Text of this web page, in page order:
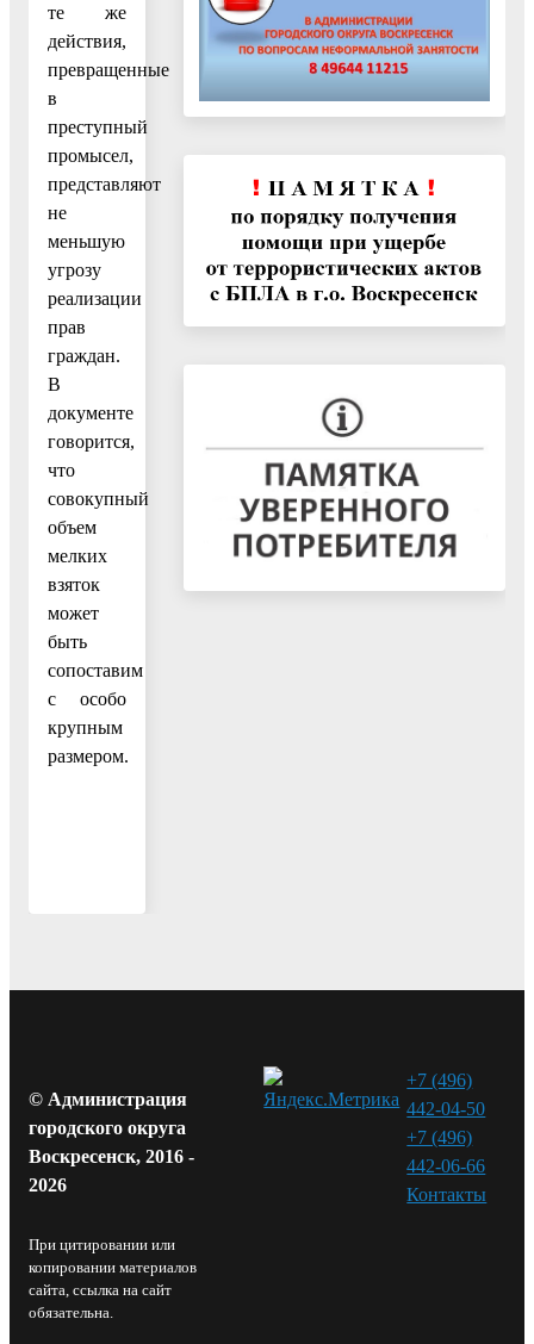
те же
действия,
превращенные
в
преступный
промысел,
представляют
не
меньшую
угрозу
реализации
прав
граждан.
В
документе
говорится,
что
совокупный
объем
мелких
взяток
может
быть
сопоставим
с особо
крупным
размером.
© Администрация
городского округа
Воскресенск, 2016 -
2026
При цитировании или
копировании материалов
сайта, ссылка на сайт
обязательна.
+7 (496)
442-04-50
+7 (496)
442-06-66
Контакты⁠